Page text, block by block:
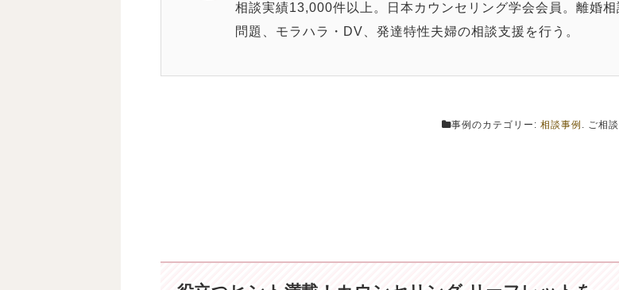
相談実績13,000件以上。日本カウンセリング学会会員。離婚相
問題、モラハラ・DV、発達特性夫婦の相談支援を行う。
事例のカテゴリー: 相談事例 . ご相